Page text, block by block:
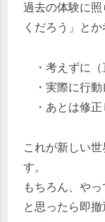
過去の体験に
くだろう」とか
・考えずに（
・実際に行動
・あとは修正
これが新しい
す。
もちろん、や
と思ったら即